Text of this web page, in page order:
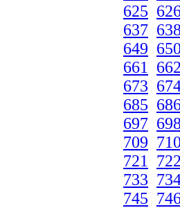
625
637
649
661
673
685
697
709
721
733
745